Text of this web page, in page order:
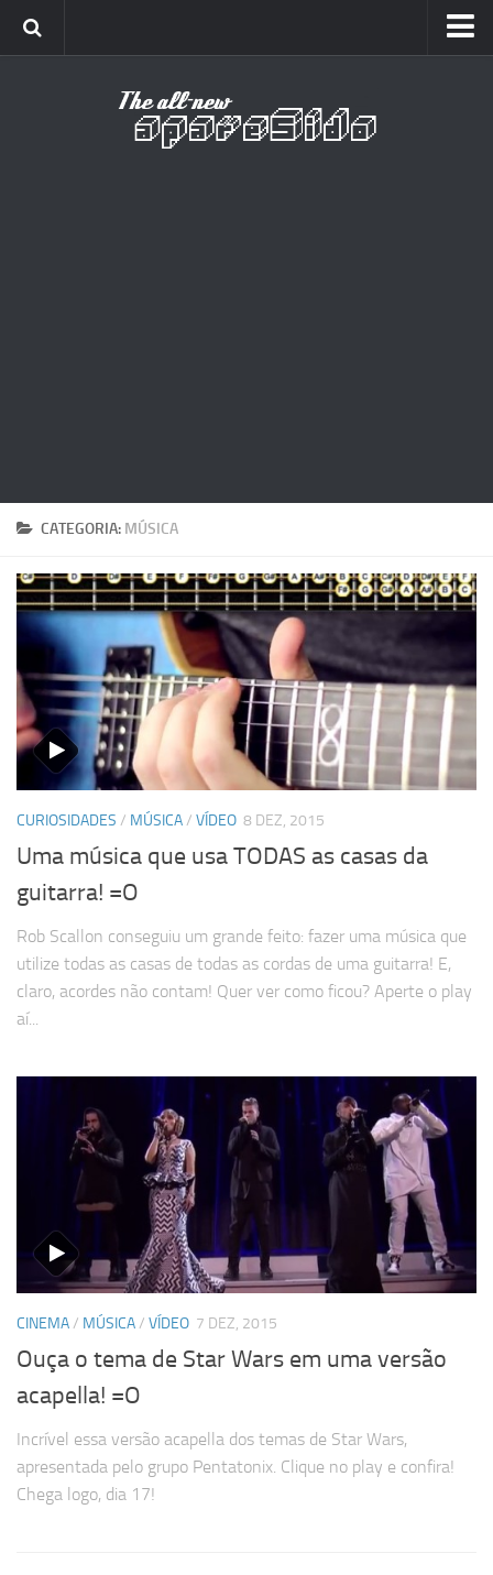
CATEGORIA: MÚSICA
CURIOSIDADES / MÚSICA/ VÍDEO 8 DEZ, 2015
Uma música que usa TODAS as casas da
guitarra! =O
Rob Scallon conseguiu um grande feito: fazer uma música que
utilize todas as casas de todas as cordas de uma guitarra! E,
claro, acordes não contam! Quer ver como ficou? Aperte o play
aí...
CINEMA/ MÚSICA/ VÍDEO 7 DEZ, 2015
Ouça o tema de Star Wars em uma versão
acapella! =O
Incrível essa versão acapella dos temas de Star Wars,
apresentada pelo grupo Pentatonix. Clique no play e confira!
Chega logo, dia 17!